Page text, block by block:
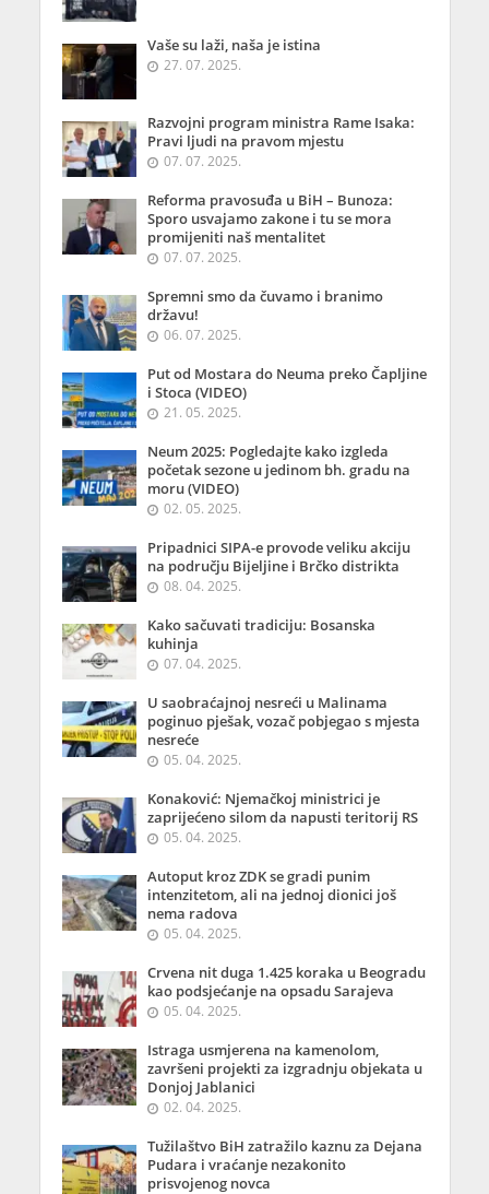
Vaše su laži, naša je istina
27. 07. 2025.
Razvojni program ministra Rame Isaka:
Pravi ljudi na pravom mjestu
07. 07. 2025.
Reforma pravosuđa u BiH – Bunoza:
Sporo usvajamo zakone i tu se mora
promijeniti naš mentalitet
07. 07. 2025.
Spremni smo da čuvamo i branimo
državu!
06. 07. 2025.
Put od Mostara do Neuma preko Čapljine
i Stoca (VIDEO)
21. 05. 2025.
Neum 2025: Pogledajte kako izgleda
početak sezone u jedinom bh. gradu na
moru (VIDEO)
02. 05. 2025.
Pripadnici SIPA-e provode veliku akciju
na području Bijeljine i Brčko distrikta
08. 04. 2025.
Kako sačuvati tradiciju: Bosanska
kuhinja
07. 04. 2025.
U saobraćajnoj nesreći u Malinama
poginuo pješak, vozač pobjegao s mjesta
nesreće
05. 04. 2025.
Konaković: Njemačkoj ministrici je
zaprijećeno silom da napusti teritorij RS
05. 04. 2025.
Autoput kroz ZDK se gradi punim
intenzitetom, ali na jednoj dionici još
nema radova
05. 04. 2025.
Crvena nit duga 1.425 koraka u Beogradu
kao podsjećanje na opsadu Sarajeva
05. 04. 2025.
Istraga usmjerena na kamenolom,
završeni projekti za izgradnju objekata u
Donjoj Jablanici
02. 04. 2025.
Tužilaštvo BiH zatražilo kaznu za Dejana
Pudara i vraćanje nezakonito
prisvojenog novca